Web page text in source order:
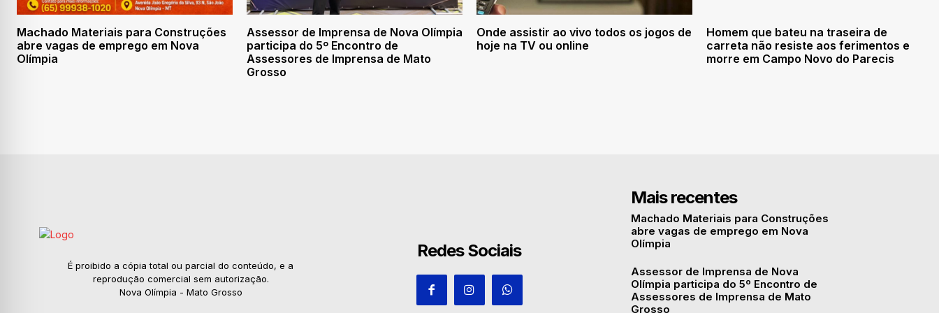
Machado Materiais para Construções
abre vagas de emprego em Nova
Olímpia
Assessor de Imprensa de Nova Olímpia
participa do 5º Encontro de
Assessores de Imprensa de Mato
Grosso
Onde assistir ao vivo todos os jogos de
hoje na TV ou online
Homem que bateu na traseira de
carreta não resiste aos ferimentos e
morre em Campo Novo do Parecis
É proibido a cópia total ou parcial do conteúdo, e a
reprodução comercial sem autorização.
Nova Olímpia - Mato Grosso
Redes Sociais
Mais recentes
Machado Materiais para Construções
abre vagas de emprego em Nova
Olímpia
Assessor de Imprensa de Nova
Olímpia participa do 5º Encontro de
Assessores de Imprensa de Mato
Grosso